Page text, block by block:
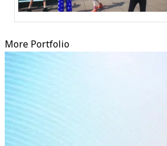
More Portfolio